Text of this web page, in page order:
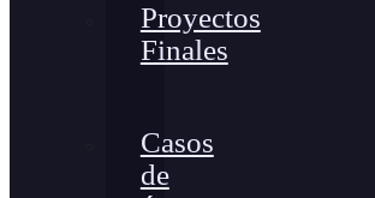
Proyectos
Finales
Casos
de